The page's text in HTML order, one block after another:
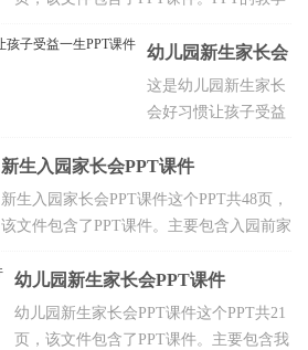
PPT课件。
什么是幼
儿园教
育，家长
新入园幼
儿哭闹现
法，散文
师与家长之间的联系，了解幼儿园，了
解老师以及小班这个学期的教育目标，
以及孩子在幼儿园的生活、学习情况。
幼儿园新生家长会
好习惯让孩子受益
一生PPT课件
这是幼儿园新生家长
会好习惯让孩子受益
主要包含幼儿园基本
情况，新入园幼儿家
长应注意的事项，安
下载。
新生入园家长会PPT课件
新生入园家长会PPT课件这个PPT共48页，
该文件包含了PPT课件。主要包含入园前家
里学什么，关于早期教育的思考等，欢迎
点击下载。
幼儿园新生家长会PPT课件
幼儿园新生家长会PPT课件这个PPT共21
页，该文件包含了PPT课件。主要包含我